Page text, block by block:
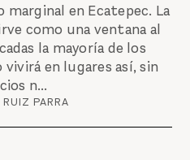
marginal en Ecatepec. La
como una ventana al
la mayoría de los
en lugares así, sin
n...
PARRA